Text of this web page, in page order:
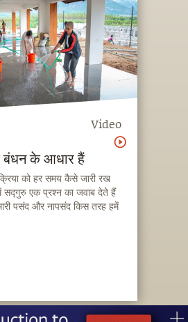
Video
बंधन के आधार हैं
को हर समय कैसे जारी रख
सद्गुरु एक प्रश्न का जवाब देते हैं
पसंद और नापसंद किस तरह हमें